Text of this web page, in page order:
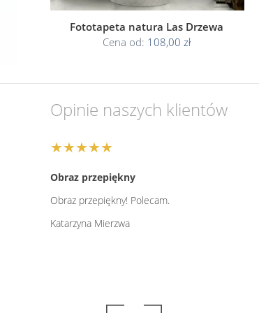
Fototapeta natura Las Drzewa
Cena od: 108,00 zł
Opinie naszych klientów
★★★★★
Obraz przepiękny
Obraz przepiękny! Polecam.
Katarzyna Mierzwa